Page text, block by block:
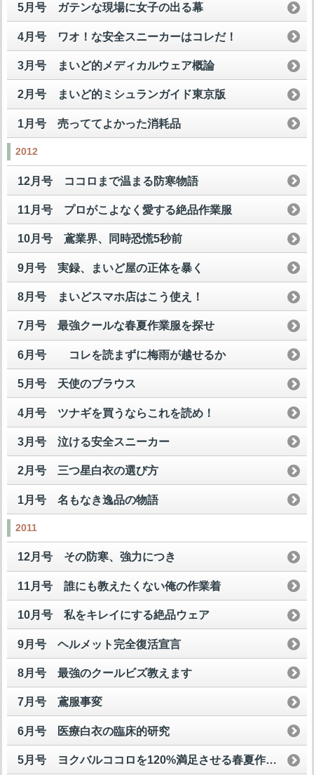
5月号 ガテンな現場に女子の出る幕
4月号 ワオ！な安全スニーカーはコレだ！
3月号 まいど的メディカルウェア概論
2月号 まいど的ミシュランガイド東京版
1月号 売っててよかった消耗品
2012
12月号 ココロまで温まる防寒物語
11月号 プロがこよなく愛する絶品作業服
10月号 鳶業界、同時恐慌5秒前
9月号 実録、まいど屋の正体を暴く
8月号 まいどスマホ店はこう使え！
7月号 最強クールな春夏作業服を探せ
6月号 コレを読まずに梅雨が越せるか
5月号 天使のブラウス
4月号 ツナギを買うならこれを読め！
3月号 泣ける安全スニーカー
2月号 三つ星白衣の選び方
1月号 名もなき逸品の物語
2011
12月号 その防寒、強力につき
11月号 誰にも教えたくない俺の作業着
10月号 私をキレイにする絶品ウェア
9月号 ヘルメット完全復活宣言
8月号 最強のクールビズ教えます
7月号 鳶服事変
6月号 医療白衣の臨床的研究
5月号 ヨクバルココロを120%満足させる春夏作業服